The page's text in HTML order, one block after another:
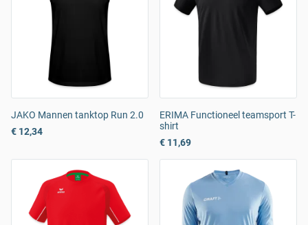
JAKO Mannen tanktop Run 2.0
€ 12,34
ERIMA Functioneel teamsport T-
shirt
€ 11,69